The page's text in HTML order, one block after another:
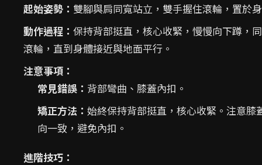
起始姿勢： 雙腳與肩同寬站立，雙手握住滾輪，置於
動作過程： 保持背部挺直，核心收緊，慢慢向下蹲，
滾輪，直到身體接近與地面平行。
注意事項：
常見錯誤： 背部彎曲、膝蓋內扣。
矯正方法： 始終保持背部挺直，核心收緊。注意膝
向一致，避免內扣。
進階技巧：